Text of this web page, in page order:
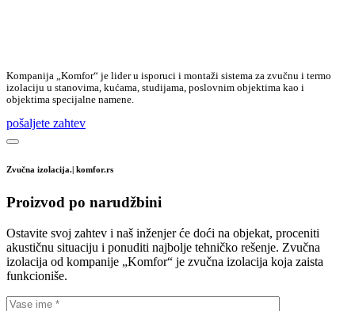
Kompanija „Komfor“ je lider u isporuci i montaži sistema za zvučnu i termo
izolaciju u stanovima, kućama, studijama, poslovnim objektima kao i
objektima specijalne namene.
pošaljete zahtev
Zvučna izolacija.| komfor.rs
Proizvod po narudžbini
Ostavite svoj zahtev i naš inženjer će doći na objekat, proceniti
akustičnu situaciju i ponuditi najbolje tehničko rešenje. Zvučna
izolacija od kompanije „Komfor“ je zvučna izolacija koja zaista
funkcioniše.